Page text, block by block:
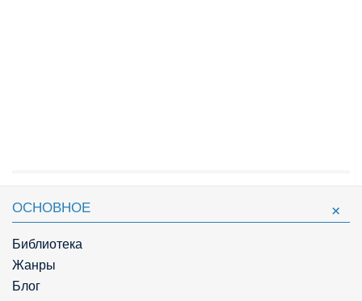
ОСНОВНОЕ
Библиотека
Жанры
Блог